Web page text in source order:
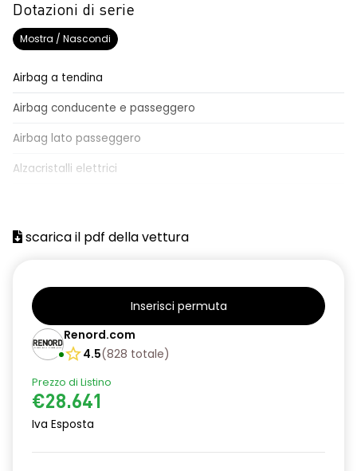
Dotazioni di serie
Mostra / Nascondi
Airbag a tendina
Airbag conducente e passeggero
Airbag lato passeggero
Alzacristalli elettrici
Batteria
Chiusura centralizzata
Climatizzatore
Console centrale multifunzione
Fendinebbia anteriori
Impianto audio con touchscreen
scarica il pdf della vettura
Inserisci permuta
Renord.com
4.5(828 totale)
Prezzo di Listino
€28.641
Iva Esposta